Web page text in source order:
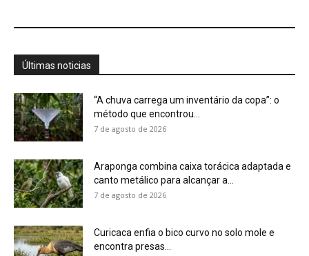
A árvore que não deixa a água escapar ajuda
7 de agosto de 2026
7 de agosto de 2026